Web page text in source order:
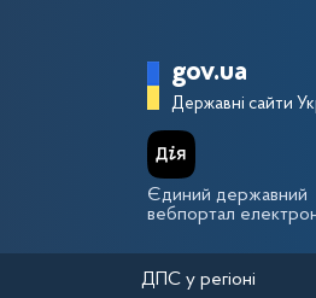
Головна
gov.ua
Державні сайти
Єдиний державний
вебпортал
ДПС у регіоні